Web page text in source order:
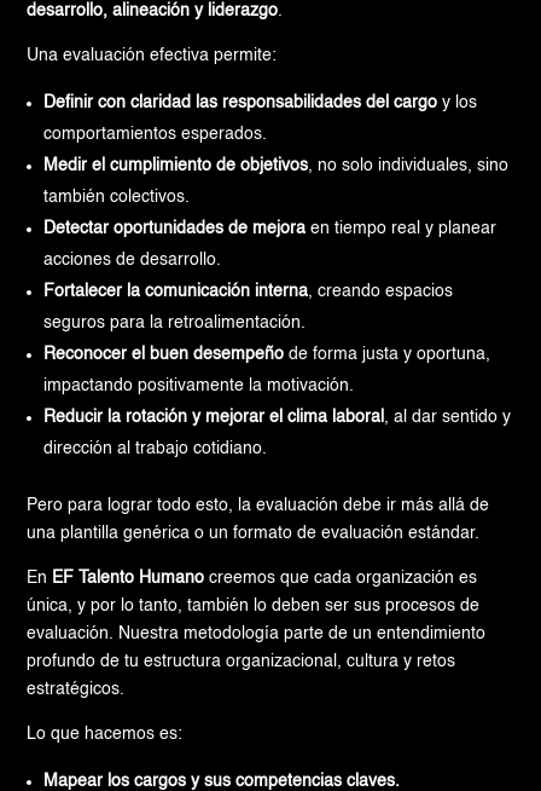
desarrollo, alineación y liderazgo.
Una evaluación efectiva permite:
Definir con claridad las responsabilidades del cargo y los
comportamientos esperados.
Medir el cumplimiento de objetivos, no solo individuales, sino
también colectivos.
Detectar oportunidades de mejora en tiempo real y planear
acciones de desarrollo.
Fortalecer la comunicación interna, creando espacios
seguros para la retroalimentación.
Reconocer el buen desempeño de forma justa y oportuna,
impactando positivamente la motivación.
Reducir la rotación y mejorar el clima laboral , al dar sentido y
dirección al trabajo cotidiano.
Pero para lograr todo esto, la evaluación debe ir más allá de
una plantilla genérica o un formato de evaluación estándar.
En EF Talento Humano creemos que cada organización es
única, y por lo tanto, también lo deben ser sus procesos de
evaluación. Nuestra metodología parte de un entendimiento
profundo de tu estructura organizacional, cultura y retos
estratégicos.
Lo que hacemos es:
Mapear los cargos y sus competencias claves.